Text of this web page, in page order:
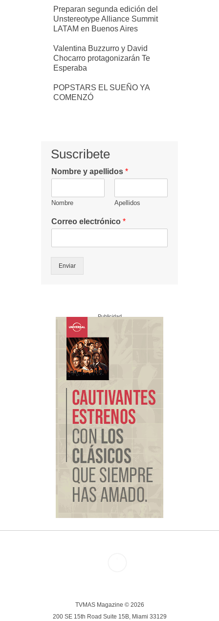
Preparan segunda edición del
Unstereotype Alliance Summit
LATAM en Buenos Aires
Valentina Buzzurro y David
Chocarro protagonizarán Te
Esperaba
POPSTARS EL SUEÑO YA
COMENZÓ
Suscribete
Nombre y apellidos *
Nombre Apellidos
Correo electrónico *
Enviar
Publicidad
TVMAS Magazine © 2026
200 SE 15th Road Suite 15B, Miami 33129